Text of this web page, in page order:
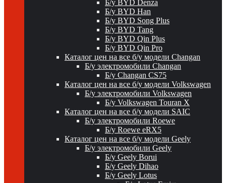
Б/у BYD Denza
Б/у BYD Han
Б/у BYD Song Plus
Б/у BYD Tang
Б/у BYD Qin Plus
Б/у BYD Qin Pro
Каталог цен на все б/у модели Changan
Б/у электромобили Changan
Б/у Changan CS75
Каталог цен на все б/у модели Volkswagen
Б/у электромобили Volkswagen
Б/у Volkswagen Touran X
Каталог цен на все б/у модели SAIC
Б/у электромобили Roewe
Б/у Roewe eRX5
Каталог цен на все б/у модели Geely
Б/у электромобили Geely
Б/у Geely Borui
Б/у Geely Dihao
Б/у Geely Lotus